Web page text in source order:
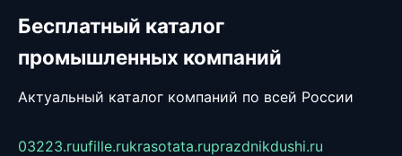
Бесплатный каталог
промышленных компаний
Актуальный каталог компаний по всей России
03223.ruufille.rukrasotata.ruprazdnikdushi.ru